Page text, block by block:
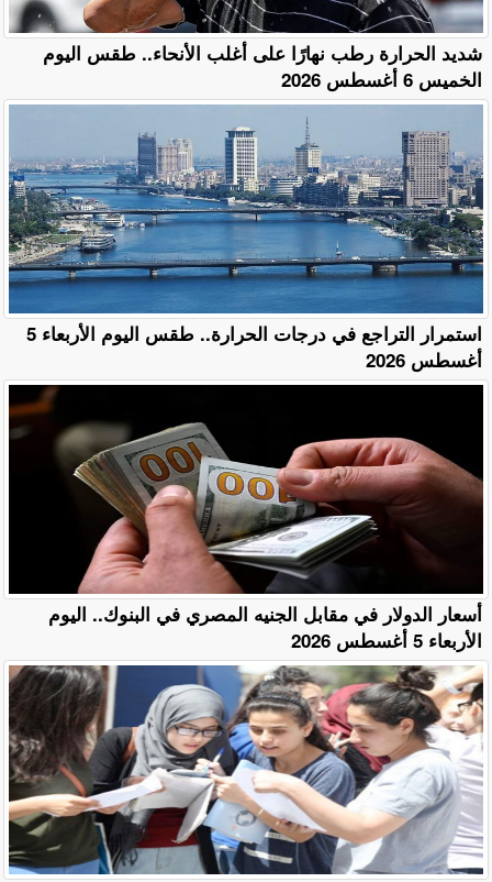
​شديد الحرارة رطب نهارًا على أغلب الأنحاء.. طقس اليوم
الخميس 6 أغسطس 2026
استمرار التراجع في درجات الحرارة.. طقس اليوم الأربعاء 5
أغسطس 2026
أسعار الدولار في مقابل الجنيه المصري في البنوك.. اليوم
الأربعاء 5 أغسطس 2026